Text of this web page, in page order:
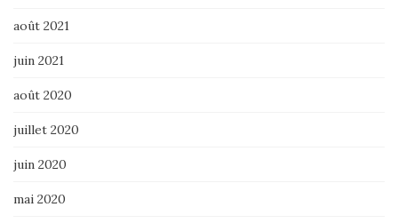
août 2021
juin 2021
août 2020
juillet 2020
juin 2020
mai 2020